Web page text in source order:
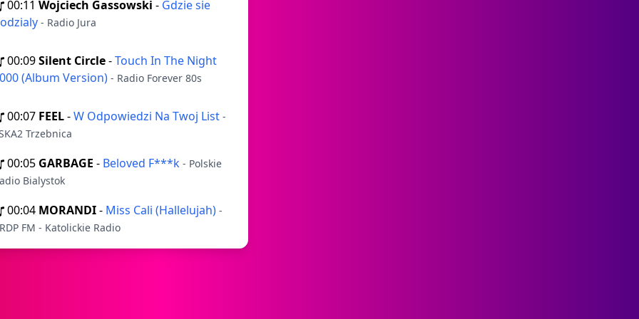
00:11 Wojciech Gassowski - Gdzie sie
- Radio Jura
00:09Silent Circle-Touch In The Night
(Album Version) - Radio Forever 80s
00:07 FEEL-W Odpowiedzi Na Twoj List -
Trzebnica
00:05 GARBAGE - Beloved F***k - Polskie
Bialystok
00:04 MORANDI- Miss Cali (Hallelujah) -
FM - Katolickie Radio